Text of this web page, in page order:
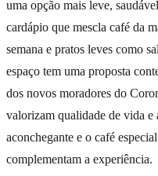
uma opção mais leve,
cardápio que mescla café da
semana e pratos leves como
espaço tem uma proposta
dos novos moradores do
valorizam qualidade de vida e
aconchegante e o café
complementam a experiência.